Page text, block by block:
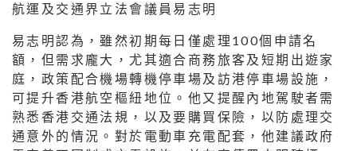
航運及交通界立法會議員易志明
易志明認為，雖然初期每日僅處理100個申請名
額，但需求龐大，尤其適合商務旅客及短期出遊家
庭，政策配合機場轉機停車場及訪港停車場設施，
可提升香港航空樞紐地位。他又提醒內地駕駛者需
熟悉香港交通法規，以及要購買保險，以防處理交
通意外的情況。對於電動車充電配套，他建議政府